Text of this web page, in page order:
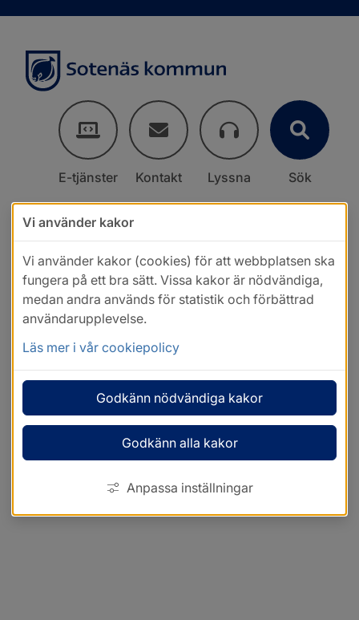
E-tjänster Kontakt Lyssna Sök
Vi använder kakor
Vi använder kakor (cookies) för att webbplatsen ska
fungera på ett bra sätt. Vissa kakor är nödvändiga,
medan andra används för statistik och förbättrad
användarupplevelse.
Läs mer i vår cookiepolicy
Godkänn nödvändiga kakor
Godkänn alla kakor
Anpassa inställningar